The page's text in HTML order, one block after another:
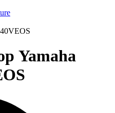
Yamaha